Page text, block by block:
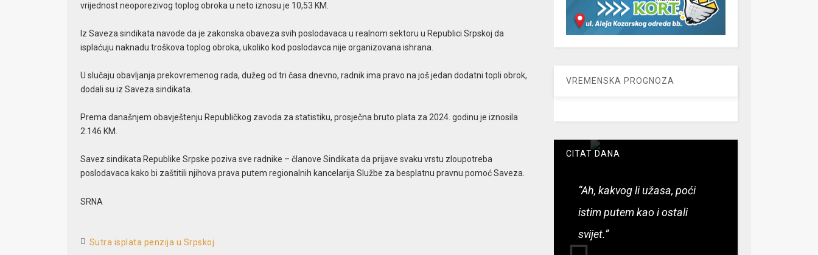
vrijednost neoporezivog toplog obroka u neto iznosu je 10,53 KM.
Iz Saveza sindikata navode da je zakonska obaveza svih poslodavaca u realnom sektoru u Republici Srpskoj da
isplaćuju naknadu troškova toplog obroka, ukoliko kod poslodavca nije organizovana ishrana.
U slučaju obavljanja prekovremenog rada, dužeg od tri časa dnevno, radnik ima pravo na još jedan dodatni topli obrok,
dodali su iz Saveza sindikata.
Prema današnjem obavještenju Republičkog zavoda za statistiku, prosječna bruto plata za 2024. godinu je iznosila
2.146 KM.
Savez sindikata Republike Srpske poziva sve radnike – članove Sindikata da prijave svaku vrstu zloupotreba
poslodavaca kako bi zaštitili njihova prava putem regionalnih kancelarija Službe za besplatnu pravnu pomoć Saveza.
SRNA
Sutra isplata penzija u Srpskoj
VREMENSKA PROGNOZA
CITAT DANA
“Ah, kakvog li užasa, poći
istim putem kao i ostali
svijet.”